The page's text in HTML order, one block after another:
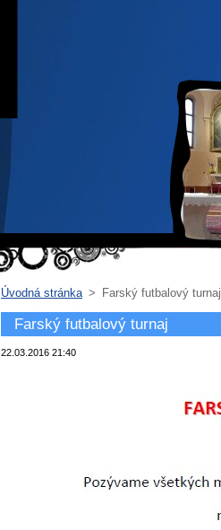
Úvodná stránka > Farský futbalový turnaj
Farský futbalový turnaj
22.03.2016 21:40